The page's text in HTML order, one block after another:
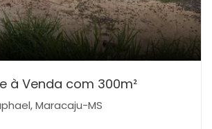
à Venda com 300m²
Maracaju-MS